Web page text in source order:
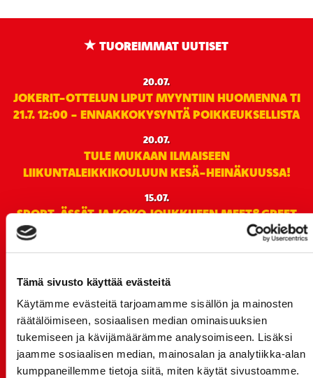
Tämä sivusto käyttää evästeitä
Käytämme evästeitä tarjoamamme sisällön ja mainosten
räätälöimiseen, sosiaalisen median ominaisuuksien
tukemiseen ja kävijämäärämme analysoimiseen. Lisäksi
jaamme sosiaalisen median, mainosalan ja analytiikka-alan
kumppaneillemme tietoja siitä, miten käytät sivustoamme.
TUOREIMMAT UUTISET
20.07.
JOKERIT-OTTELUN LIPUT MYYNTIIN HUOMENNA TI
21.7. 12:00 - ENNAKKOKYSYNTÄ POIKKEUKSELLISTA
20.07.
TULE MUKAAN ILMAISEEN
LIIKUNTALEIKKIKOULUUN KESÄ-HEINÄKUUSSA!
15.07.
SPORT-ÄSSÄT JA KOKO JOUKKUEEN MEET&GREET
TO 13.8. - LIPUT NYT MYYNNISSÄ
15.07.
pääyhteistyökumppanina Superkaudella – jatkoa
monikymmenvuotiselle yhteistyölle
06.07.
Early Bird-lippupaketit nyt myynnissä! - näe
Jokerit-matsi ja useat muut